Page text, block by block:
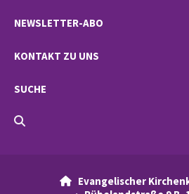
NEWSLETTER-ABO
KONTAKT ZU UNS
SUCHE

Evangelischer